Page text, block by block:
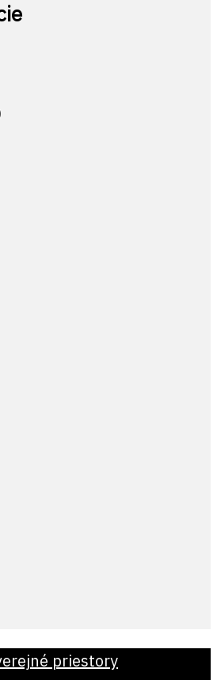
priestory